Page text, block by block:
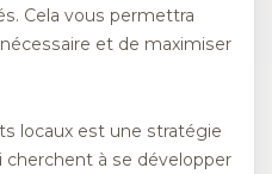
Cela vous permettra
et de maximiser
locaux est une stratégie
cherchent à se développer